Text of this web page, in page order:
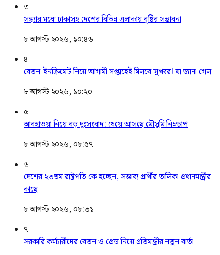
৩
সন্ধ্যার মধ্যে ঢাকাসহ দেশের বিভিন্ন এলাকায় বৃষ্টির সম্ভাবনা
৮ আগস্ট ২০২৬, ১০:৪৬
৪
বেতন-ইনক্রিমেট নিয়ে আগামী সপ্তাহেই মিলবে সুখবর! যা জানা গেল
৮ আগস্ট ২০২৬, ১০:২০
৫
আবহাওয়া নিয়ে বড় দুঃসংবাদ: ধেয়ে আসছে মৌসুমি নিম্নচাপ
৮ আগস্ট ২০২৬, ০৮:৫৭
৬
দেশের ২৩তম রাষ্ট্রপতি কে হচ্ছেন, সম্ভাব্য প্রার্থীর তালিকা প্রধানমন্ত্রীর
কাছে
৮ আগস্ট ২০২৬, ০৮:৩১
৭
সরকারি কর্মচারীদের বেতন ও গ্রেড নিয়ে প্রতিমন্ত্রীর নতুন বার্তা